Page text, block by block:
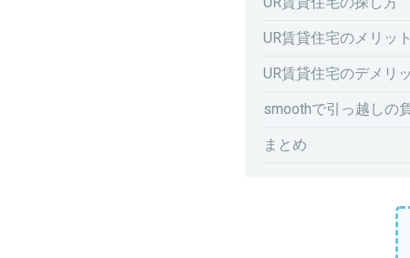
UR賃貸住宅のメリット
UR賃貸住宅のデメリ
smoothで引っ越しの
まとめ